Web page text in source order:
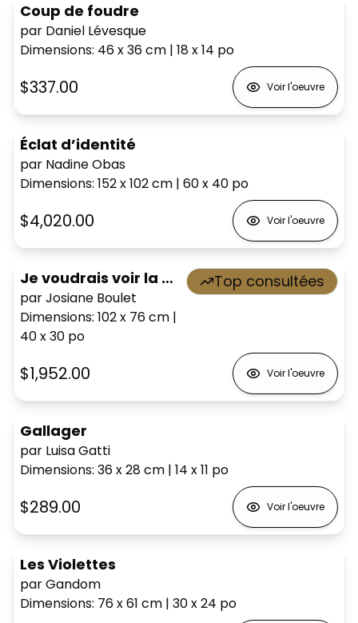
Coup de foudre
par Daniel Lévesque
Dimensions: 46 x 36cm | 18 x 14 po
$337.00 Voir l'oeuvre
Éclat d’identité
par Nadine Obas
Dimensions: 152 x 102cm | 60 x 40 po
$4,020.00 Voir l'oeuvre
Je voudrais voir la mer
par Josiane Boulet
Dimensions: 102 x 76cm |
40 x 30 po
Top consultées
$1,952.00 Voir l'oeuvre
Gallager
par Luisa Gatti
Dimensions: 36 x 28cm | 14 x 11 po
$289.00 Voir l'oeuvre
Les Violettes
par Gandom
Dimensions: 76 x 61 cm | 30 x 24 po